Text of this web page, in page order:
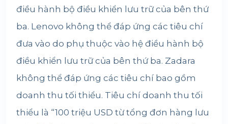
điều hành bộ điều khiển lưu trữ của bên thứ
ba. Lenovo không thể đáp ứng các tiêu chí
đưa vào do phụ thuộc vào hệ điều hành bộ
điều khiển lưu trữ của bên thứ ba. Zadara
không thể đáp ứng các tiêu chí bao gồm
doanh thu tối thiểu. Tiêu chí doanh thu tối
thiểu là “100 triệu USD từ tổng đơn hàng lưu